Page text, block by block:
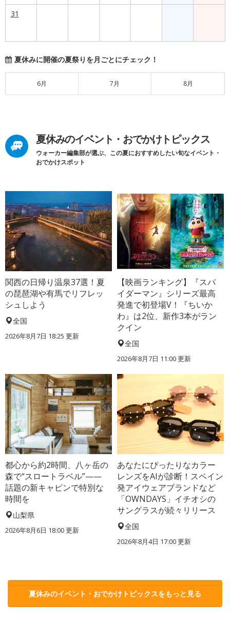
31
夏休みに開催の夏祭りを月ごとにチェック！
6月 7月 8月
夏休みのイベント・おでかけトピックス
ウォーカー編集部が選ぶ、この夏におすすめしたい旬なイベント・
おでかけスポット
関西の日帰り温泉37選！夏
の琵琶湖や有馬でリフレッ
シュしよう
全国
2026年8月7日 18:25 更新
【映画ランキング】『スパ
イダーマン』シリーズ最高
発進で初登場V！『ちいか
わ』は2位、新作3本がラン
クイン
全国
2026年8月7日 11:00更新
都心から約2時間、八ヶ岳の
森で“スロートラベル”——
話題の新キャビンで特別な
時間を
山梨県
2026年8月6日 18:00更新
あなたにぴったりなカラー
レンズをAIが診断！スペイン
発アイウェアブランドなど
「OWNDAYS」イチオシの
サングラスが続々リリース
全国
2026年8月4日 17:00更新
夏休みのイベント・おでかけトピックスをもっと見る